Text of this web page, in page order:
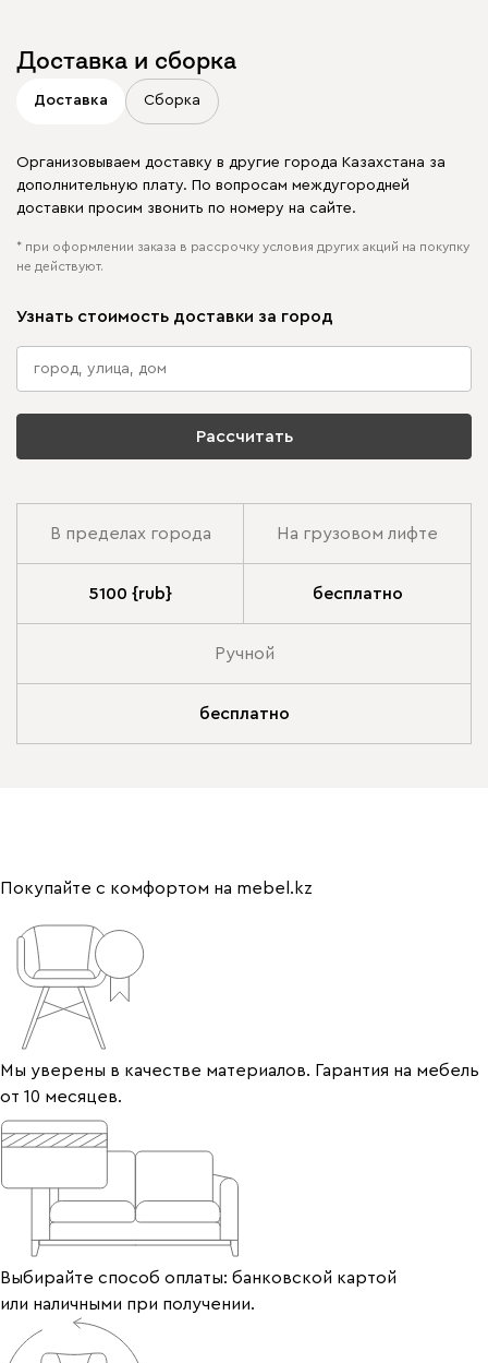
Доставка и сборка
Доставка Сборка
Организовываем доставку в другие города Казахстана за
дополнительную плату. По вопросам междугородней
доставки просим звонить по номеру на сайте.
* при оформлении заказа в рассрочку условия других акций на покупку
не действуют.
Узнать стоимость доставки за город
Рассчитать
В пределах города На грузовом лифте
5100 {rub} бесплатно
Ручной
бесплатно
Покупайте с комфортом на mebel.kz
Мы уверены в качестве материалов. Гарантия на мебель
от 10 месяцев.
Выбирайте способ оплаты: банковской картой
или наличными при получении.